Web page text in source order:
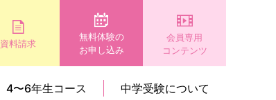
資料請求
無料体験の
お申し込み
会員専用
コンテンツ
4〜6年生コース 中学受験について